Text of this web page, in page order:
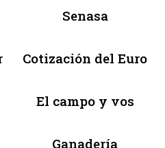
Senasa
Cotización del Euro
El campo y vos
Ganadería